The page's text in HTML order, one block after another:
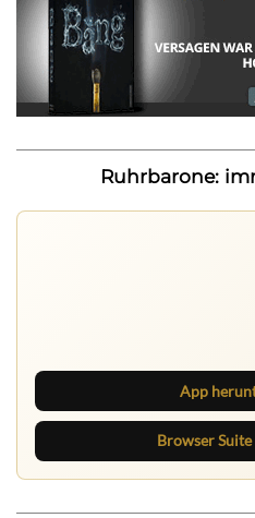
Ruhrbarone:
App
Browser